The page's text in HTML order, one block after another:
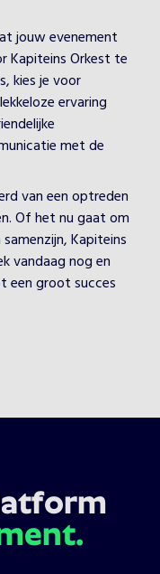
jouw evenement
Kapiteins Orkest te
kies je voor
ervaring
met de
van een optreden
Of het nu gaat om
Kapiteins
vandaag nog en
een groot succes